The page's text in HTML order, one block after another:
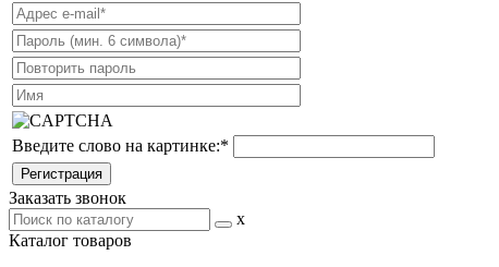
Введите слово на картинке:*
Заказать звонок
x
Каталог товаров